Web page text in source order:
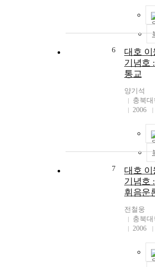
6
대호
기념호
통교
양기석
충북
2006
7
대호
기념호
휘음운
전철웅
충북
2006